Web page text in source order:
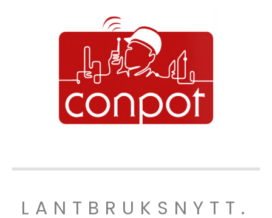
LANTBRUKSNYTT.